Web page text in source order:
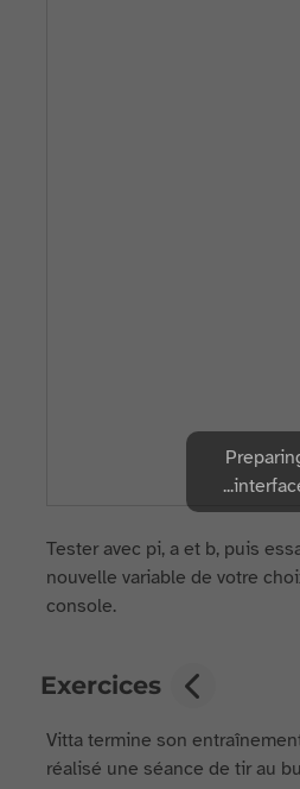
Tester avec pi, a et b, puis
nouvelle variable de votre
console.
Exercices
Vitta termine son
réalisé une séance de tir au